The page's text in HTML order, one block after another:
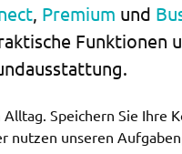
, Premium und
Speichern Sie Ihre
nutzen unseren